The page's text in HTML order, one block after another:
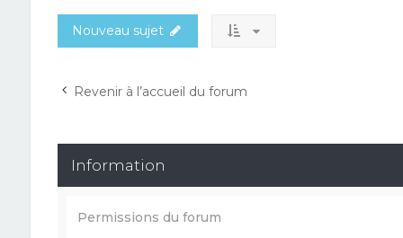
Nouveau sujet
Revenir à l’accueil du forum
Information
Permissions du forum